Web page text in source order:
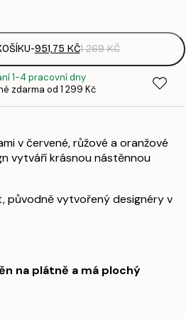
-951,75 KČ1 269 KČ
1-4 pracovní dny
zdarma od 1 299 Kč
v červené, růžové a oranžové
vytváří krásnou nástěnnou
původně vytvořený designéry v
na plátně a má plochý